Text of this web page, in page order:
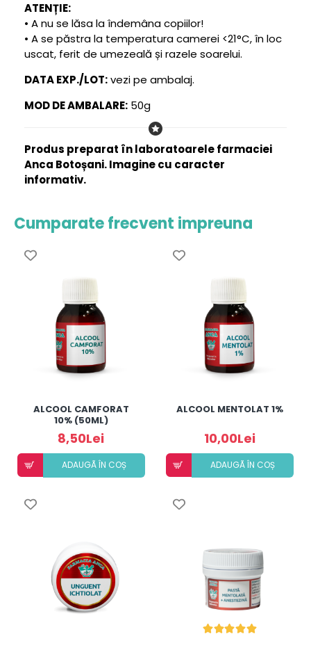
ATENȚIE:
• A nu se lăsa la îndemâna copiilor!
• A se păstra la temperatura camerei <21°C, în loc
uscat, ferit de umezeală și razele soarelui.
DATA EXP./LOT:vezi pe ambalaj.
MOD DE AMBALARE: 50g
Produs preparat în laboratoarele farmaciei
Anca Botoșani. Imagine cu caracter
informativ.
Cumparate frecvent impreuna
ALCOOL CAMFORAT
10% (50ML)
8,50Lei
ADAUGÃ ÎN COȘ
ALCOOL MENTOLAT 1%
10,00Lei
ADAUGÃ ÎN COȘ